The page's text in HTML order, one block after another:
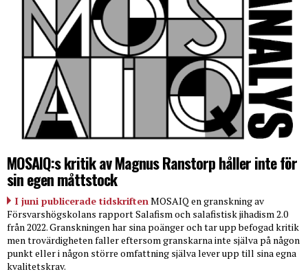
MOSAIQ:s kritik av Magnus Ranstorp håller inte för
sin egen måttstock
I juni publicerade tidskriften MOSAIQ en granskning av
Försvarshögskolans rapport Salafism och salafistisk jihadism 2.0
från 2022. Granskningen har sina poänger och tar upp befogad kritik
men trovärdigheten faller eftersom granskarna inte själva på någon
punkt eller i någon större omfattning själva lever upp till sina egna
kvalitetskrav.